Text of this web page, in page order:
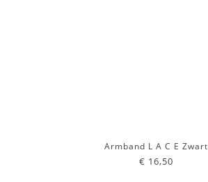
Armband L A C E Zwart
€ 16,50